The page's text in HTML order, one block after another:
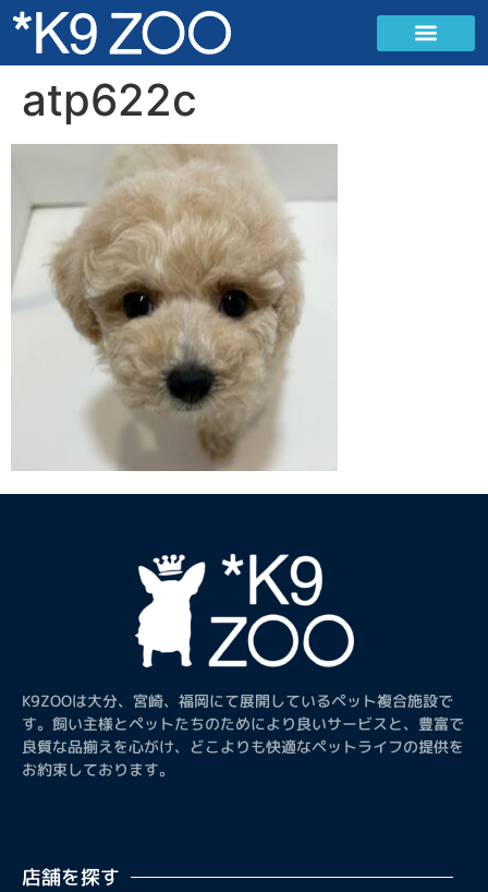
atp622c
K9ZOOは大分、宮崎、福岡にて展開しているペット複合施設で
す。飼い主様とペットたちのためにより良いサービスと、豊富で
良質な品揃えを心がけ、どこよりも快適なペットライフの提供を
お約束しております。
店舗を探す